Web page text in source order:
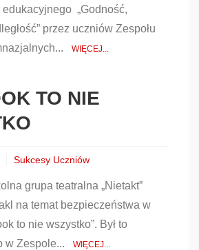
„Godność,
przez uczniów Zespołu
WIĘCEJ...
TO NIE
Sukcesy Uczniów
grupa teatralna „Nietakt”
na temat bezpieczeństwa w
to nie wszystko”. Był to
w Zespole...
WIĘCEJ...